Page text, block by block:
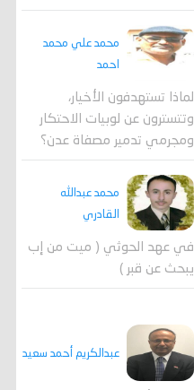
محمد علي محمد
احمد
لماذا تستهدفون الأخيار،
وتتسترون عن لوبيات الاحتكار
ومجرمي تدمير مصفاة عدن؟
محمد عبدالله
القادري
في عهد الحوثي ( ميت من إب
يبحث عن قبر )
عبدالكريم أحمد سعيد